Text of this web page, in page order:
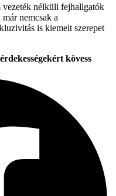
vezeték nélküli fejhallgatók
nemcsak a
is kiemelt szerepet
kövess